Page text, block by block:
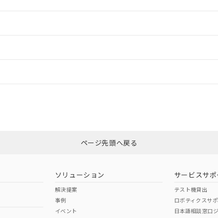
ダウンロードはこちら
（日本
（アメリカ
ページ先頭へ戻る
ソリューション
解決提案
事例
イベント
サービスサポ
テスト機貸出
ロボティクスサ
日本語相談窓口